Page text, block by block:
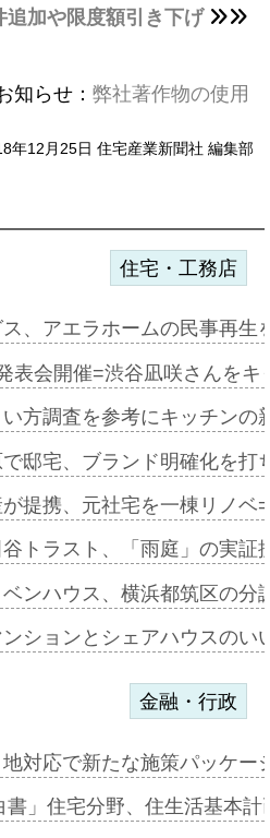
追加や限度額引き下げ
知らせ： 弊社著作物の使用
年12月25日 住宅産業新聞社 編集部
住宅・工務店
ス、アエラホームの民事再
表会開催=渋谷凪咲さんを
方調査を参考にキッチン
邸宅、ブランド明確化を
が提携、元社宅を一棟リノ
トラスト、「雨庭」の実
ンハウス、横浜都筑区の
ションとシェアハウスの
金融・行政
対応で新たな施策パッケ
書」住宅分野、住生活基本